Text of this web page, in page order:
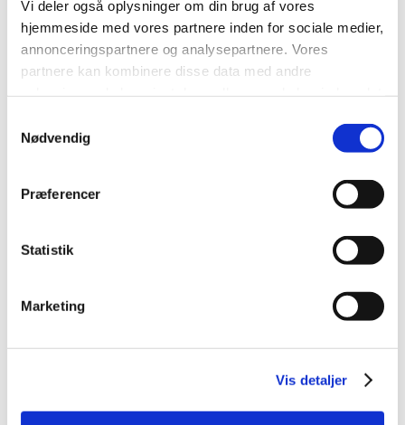
Vi deler også oplysninger om din brug af vores
hjemmeside med vores partnere inden for sociale medier,
annonceringspartnere og analysepartnere. Vores
partnere kan kombinere disse data med andre
Nødvendig
Præferencer
Statistik
Marketing
Vis detaljer